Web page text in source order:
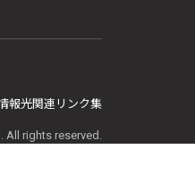
報光関連リンク集
All rights reserved.